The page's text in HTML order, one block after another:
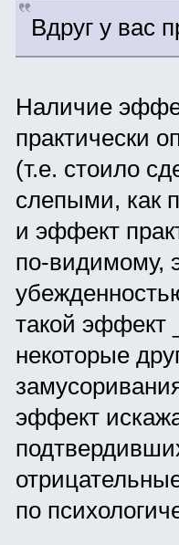
Вдруг у вас
Наличие
практически
(т.е. стоило
слепыми, как
и эффект
по-видимому,
такой эффект
некоторые
эффект
по